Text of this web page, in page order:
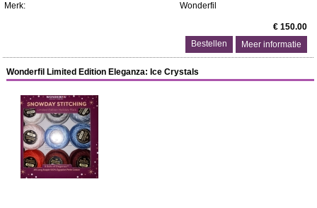
Merk:
Wonderfil
€ 150.00
Meer informatie
Wonderfil Limited Edition Eleganza: Ice Crystals